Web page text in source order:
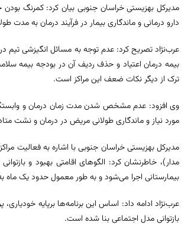
مدیرکل بهزیستی خراسان‌ جنوبی بیان کرد: کمرنگ بودن
دارو درمانی و ماندگاری بیمار در فرآیند درمان به
عرب‌نژاد تصریح کرد: عدم توجه به مسائل انگیزشی تیم
بیمه درمان اعتیاد و حذف ردیف آن در بودجه بیمه
ترک از دیگر نکات ضعف این مراکز است.
وی افزود: عدم مشخص شدن مدت زمان درمان و
مورد نیاز و ماندگاری طولانی مریض در درمان و نشت
مدیرکل بهزیستی خراسان‌ جنوبی با اشاره به فعالیت
مدار)، خاطرنشان کرد: الگوهای اقامتی بهبود و
بیمارستانی اجرا می‌شود و به طور معمول حدود یک ماه
بازتوانی مدل اجتماعی بنا شده است.